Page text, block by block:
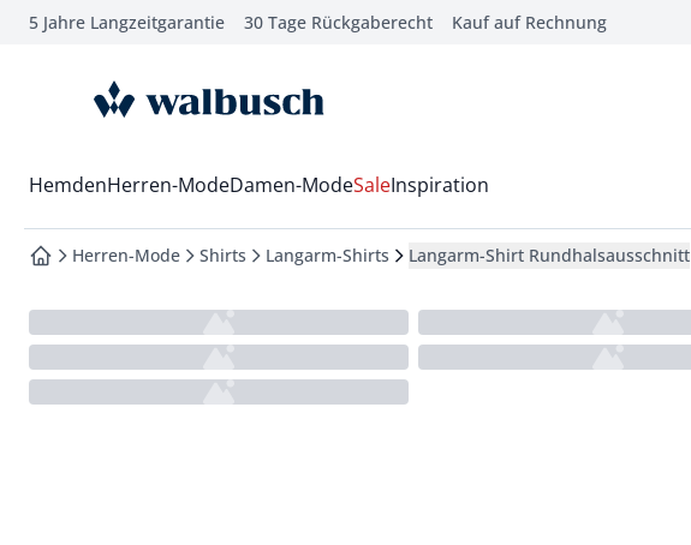
springen
springen
springen
5 Jahre Langzeitgarantie 30 Tage Rückgaberecht Kauf auf Rechnung
zur Startseite
Wechsel in das Menü mit Pfeil-Runter Taste
HemdenHerren-ModeDamen-ModeSaleInspiration
zur Startseite
Herren-Mode Shirts Langarm-Shirts Langarm-Shirt Rundhalsausschnitt